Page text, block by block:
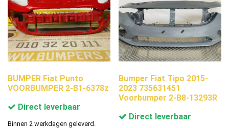
BUMPER Fiat Punto
VOORBUMPER 2-B1-6378z
Direct leverbaar
Binnen 2 werkdagen geleverd.
Bumper Fiat Tipo 2015-
2023 735631451
Voorbumper 2-B8-13293R
Direct leverbaar